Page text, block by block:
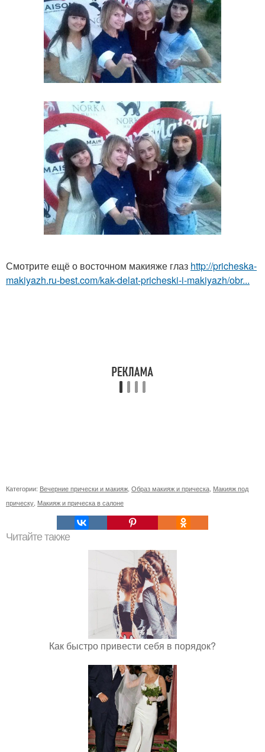
Смотрите ещё о восточном макияже глаз http://pricheska-
makiyazh.ru-best.com/kak-delat-pricheski-i-makiyazh/obr...
Категории: Вечерние прически и макияж Образ макияж и прическа Макияж под
прическу Макияж и прическа в салоне
Читайте также
Как быстро привести себя в порядок?